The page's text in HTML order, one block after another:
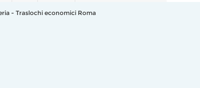
- Traslochi economici Roma